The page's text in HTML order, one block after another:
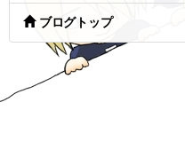
ブログトップ